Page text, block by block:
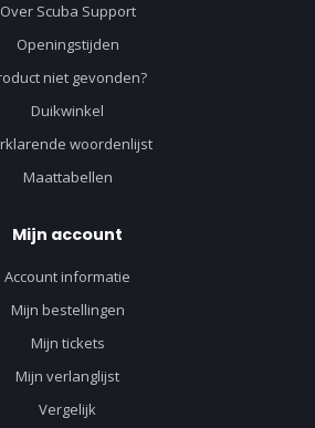
Over Scuba Support
Openingstijden
niet gevonden?
Duikwinkel
woordenlijst
Maattabellen
Mijn account
Account informatie
Mijn bestellingen
Mijn tickets
Mijn verlanglijst
Vergelijk